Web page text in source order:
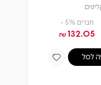
חברים 5% -
132.05
₪
לסל